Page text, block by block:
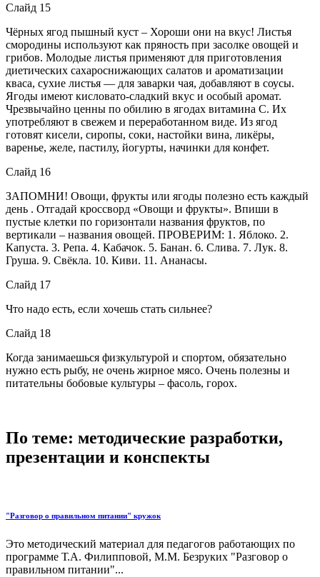
Слайд 15
Чёрных ягод пышный куст – Хороши они на вкус! Листья
смородины используют как пряность при засолке овощей и
грибов. Молодые листья применяют для приготовления
диетических сахароснижающих салатов и ароматизации
кваса, сухие листья — для заварки чая, добавляют в соусы.
Ягоды имеют кисловато-сладкий вкус и особый аромат.
Чрезвычайно ценны по обилию в ягодах витамина C. Их
употребляют в свежем и переработанном виде. Из ягод
готовят кисели, сиропы, соки, настойки вина, ликёры,
варенье, желе, пастилу, йогурты, начинки для конфет.
Слайд 16
ЗАПОМНИ! Овощи, фрукты или ягоды полезно есть каждый
день . Отгадай кроссворд «Овощи и фрукты». Впиши в
пустые клетки по горизонтали названия фруктов, по
вертикали – названия овощей. ПРОВЕРИМ: 1. Яблоко. 2.
Капуста. 3. Репа. 4. Кабачок. 5. Банан. 6. Слива. 7. Лук. 8.
Груша. 9. Свёкла. 10. Киви. 11. Ананасы.
Слайд 17
Что надо есть, если хочешь стать сильнее?
Слайд 18
Когда занимаешься физкультурой и спортом, обязательно
нужно есть рыбу, не очень жирное мясо. Очень полезны и
питательны бобовые культуры – фасоль, горох.
По теме: методические разработки,
презентации и конспекты
"Разговор о правильном питании" кружок
Это методический материал для педагогов работающих по
программе Т.А. Филипповой, М.М. Безруких "Разговор о
правильном питании"...